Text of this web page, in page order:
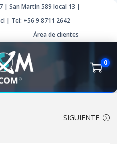
| San Martín 589 local 13 |
| Tel: +56 9 8711 2642
Área de clientes
0
SIGUIENTE